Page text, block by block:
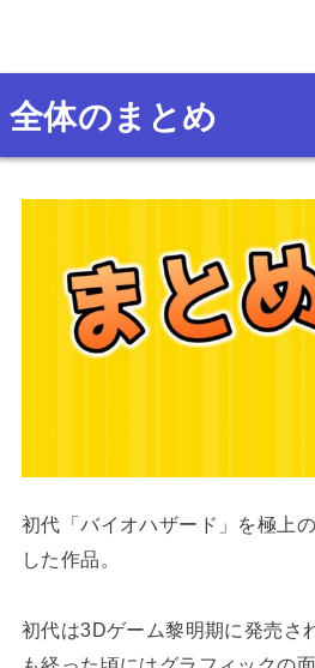
全体のまとめ
初代「バイオハザード」を極上
した作品。
初代は3Dゲーム黎明期に発売さ